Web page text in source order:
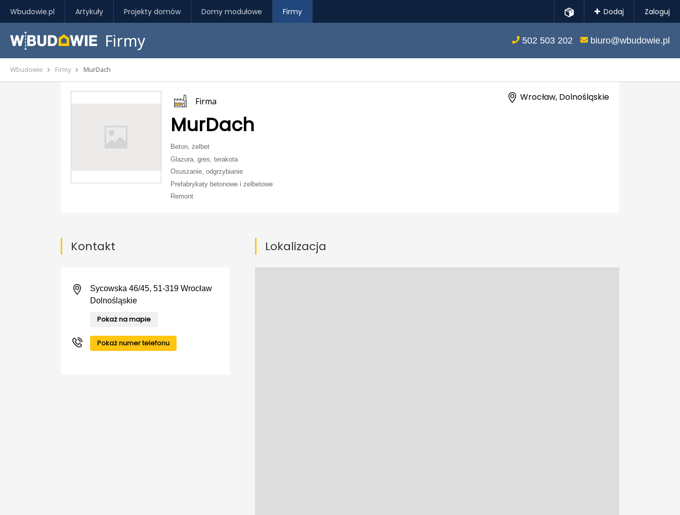
Wbudowie.pl Artykuły Projekty domów Domy modułowe Firmy Dodaj Zaloguj
Firmy 502 503 202 biuro@wbudowie.pl
Wbudowie Firmy MurDach
Firma
MurDach
Wrocław, Dolnośląskie
Beton, żelbet
Glazura, gres, terakota
Osuszanie, odgrzybianie
Prefabrykaty betonowe i żelbetowe
Remont
Kontakt
Sycowska 46/45, 51-319 Wrocław
Dolnośląskie
Pokaż na mapie
Pokaż numer telefonu
Lokalizacja